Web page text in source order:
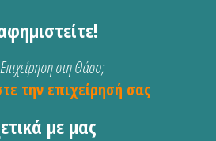
στη Θάσο;
την επιχείρησή σας
με μας